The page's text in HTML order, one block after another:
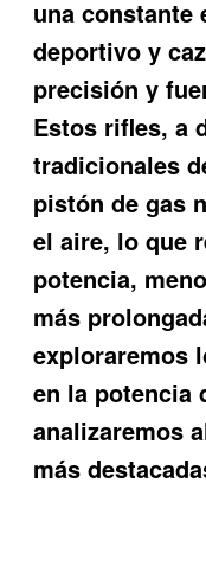
una constante
deportivo y
precisión y
Estos rifles, a
tradicionales
pistón de gas
el aire, lo que
potencia,
más
exploraremos
en la potencia
analizaremos
más